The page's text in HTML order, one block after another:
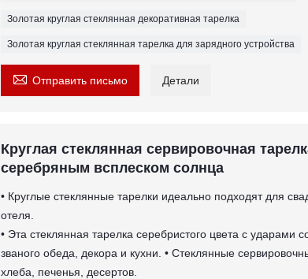
Золотая круглая стеклянная декоративная тарелка
Золотая круглая стеклянная тарелка для зарядного устройства
 Отправить письмо Детали
Круглая стеклянная сервировочная
серебряным всплеском солнца
• Круглые стеклянные тарелки идеально подходят для
отеля.
• Эта стеклянная тарелка серебристого цвета с ударами
званого обеда, декора и кухни. • Стеклянные
хлеба, печенья, десертов.